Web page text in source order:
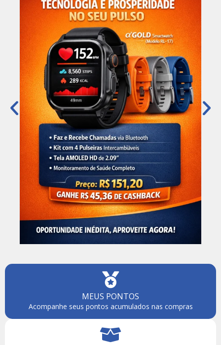
MEUS PONTOS
Acompanhe seus pontos acumulados nas compras